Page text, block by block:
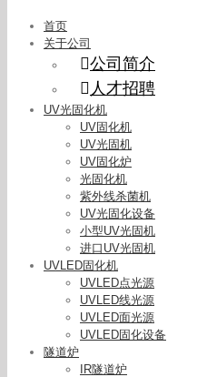
首页
关于公司
公司简介
人才招聘
UV光固化机
UV固化机
UV光固机
UV固化炉
光固化机
紫外线杀菌机
UV光固化设备
小型UV光固机
进口UV光固机
UVLED固化机
UVLED点光源
UVLED线光源
UVLED面光源
UVLED固化设备
隧道炉
IR隧道炉